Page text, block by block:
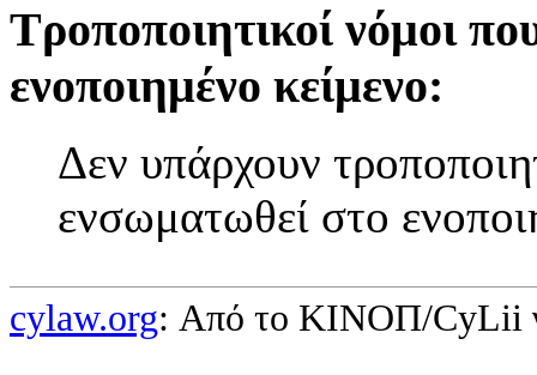
Τροποποιητικοί νόμοι
ενοποιημένο κείμενο:
Δεν υπάρχουν
ενσωματωθεί στο
cylaw.org: Από το ΚΙΝOΠ/CyLii